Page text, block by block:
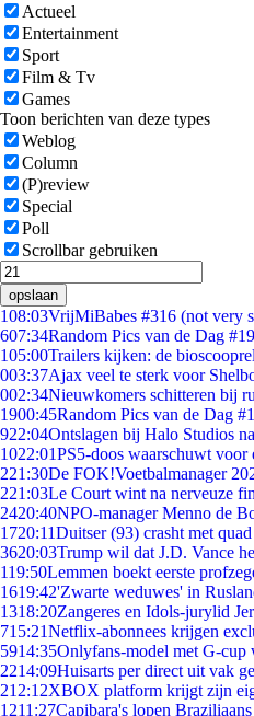
Actueel
Entertainment
Sport
Film & Tv
Games
Toon berichten van deze types
Weblog
Column
(P)review
Special
Poll
Scrollbar gebruiken
opslaan
108:03VrijMiBabes #316 (not very
607:34Random Pics van de Dag
105:00Trailers kijken: de
003:37Ajax veel te sterk voor
002:34Nieuwkomers schitteren bij
1900:45Random Pics van de Dag
922:04Ontslagen bij Halo Studios
1022:01PS5-doos waarschuwt voor
221:30De FOK!Voetbalmanager
221:03Le Court wint na nerveuze
2420:40NPO-manager Menno de
1720:11Duitser (93) crasht met
3620:03Trump wil dat J.D. Vance
119:50Lemmen boekt eerste
1619:42'Zwarte weduwes' in
1318:20Zangeres en Idols-jurylid
715:21Netflix-abonnees krijgen
5914:35Onlyfans-model met G-cup
2214:09Huisarts per direct uit vak
212:12XBOX platform krijgt zijn
1211:27Capibara's lopen